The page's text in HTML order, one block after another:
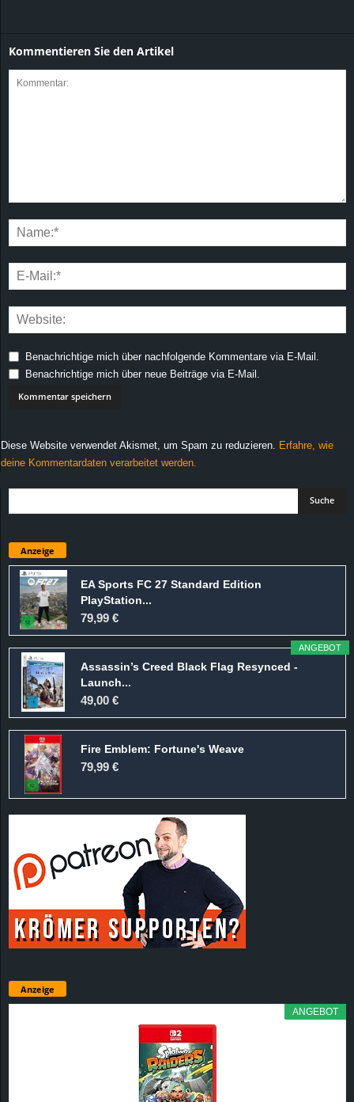
Kommentieren Sie den Artikel
Benachrichtige mich über nachfolgende Kommentare via E-Mail.
Benachrichtige mich über neue Beiträge via E-Mail.
Diese Website verwendet Akismet, um Spam zu reduzieren. Erfahre, wie
deine Kommentardaten verarbeitet werden.
Anzeige
EA Sports FC 27 Standard Edition
PlayStation...
79,99 €
ANGEBOT
Assassin’s Creed Black Flag Resynced -
Launch...
49,00 €
Fire Emblem: Fortune's Weave
79,99 €
Anzeige
ANGEBOT